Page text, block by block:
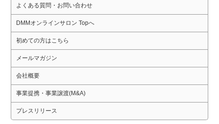
よくある質問・お問い合わせ
DMMオンラインサロン Topへ
初めての方はこちら
メールマガジン
会社概要
事業提携・事業譲渡(M&A)
プレスリリース